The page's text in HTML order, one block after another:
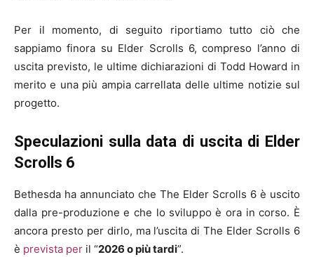
Per il momento, di seguito riportiamo tutto ciò che
sappiamo finora su Elder Scrolls 6, compreso l’anno di
uscita previsto, le ultime dichiarazioni di Todd Howard in
merito e una più ampia carrellata delle ultime notizie sul
progetto.
Speculazioni sulla data di uscita di Elder
Scrolls 6
Bethesda ha annunciato che The Elder Scrolls 6 è uscito
dalla pre-produzione e che lo sviluppo è ora in corso. È
ancora presto per dirlo, ma l’uscita di The Elder Scrolls 6
è prevista per il “2026 o più tardi”.